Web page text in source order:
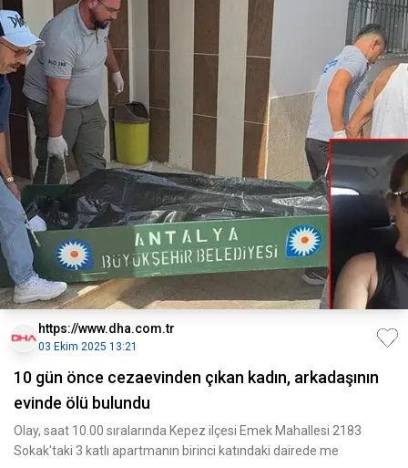
https://www.dha.com.tr
03 Ekim 2025 13:21
10 gün önce cezaevinden çıkan kadın, arkadaşının
evinde ölü bulundu
Olay, saat 10.00 sıralarında Kepez ilçesi Emek Mahallesi 2183
Sokak'taki 3 katlı apartmanın birinci katındaki dairede me